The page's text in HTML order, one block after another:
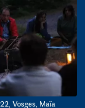
Vosges, Maïa